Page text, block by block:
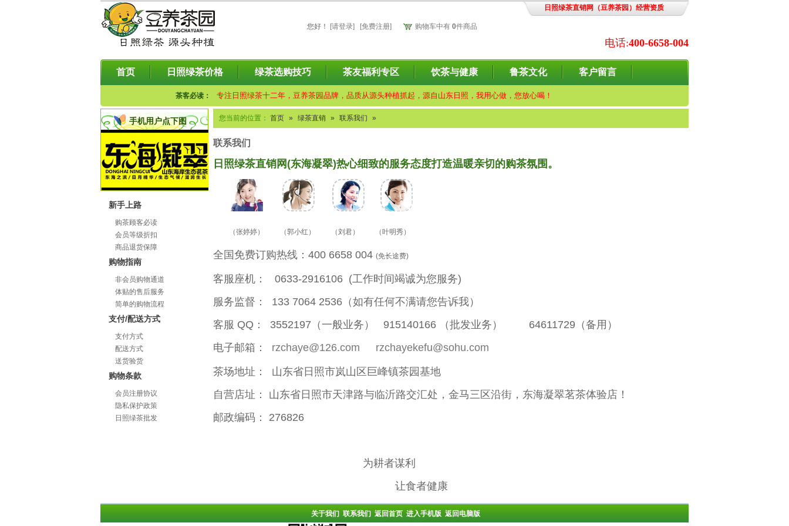
日照绿茶直销网（豆养茶园）经营资质
您好 ！ [请登录] [免费注册] 购物车中有 0件商品
电话:400-6658-004
首页 日照绿茶价格 绿茶选购技巧 茶友福利专区 饮茶与健康 鲁茶文化 客户留言
茶客必读： 专注日照绿茶十二年，豆养茶园品牌，品质从源头种植抓起，源自山东日照，我用心做，您放心喝！
手机用户点下图 您当前的位置： 首页 » 绿茶直销 » 联系我们 »
联系我们
日照绿茶直销网(东海凝翠)热心细致的服务态度打造温暖亲切的购茶氛围。
（张婷婷） （郭小红） （刘君） （叶明秀）
全国免费订购热线：400 6658 004 (免长途费)
客服座机： 0633-2916106 (工作时间竭诚为您服务)
服务监督： 133 7064 2536（如有任何不满请您告诉我）
客服 QQ： 3552197（一般业务） 915140166 （批发业务） 64611729（备用）
电子邮箱： rzchaye@126.com rzchayekefu@sohu.com
茶场地址： 山东省日照市岚山区巨峰镇茶园基地
自营店址： 山东省日照市天津路与临沂路交汇处，金马三区沿街，东海凝翠茗茶体验店！
邮政编码： 276826
为耕者谋利
让食者健康
新手上路
购茶顾客必读
会员等级折扣
商品退货保障
购物指南
非会员购物通道
体贴的售后服务
简单的购物流程
支付/配送方式
支付方式
配送方式
送货验货
购物条款
会员注册协议
隐私保护政策
日照绿茶批发
关于我们 联系我们 返回首页 进入手机版 返回电脑版